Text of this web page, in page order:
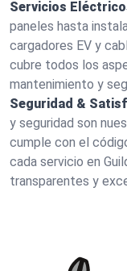
Servicios
paneles hasta
cargadores EV y
cubre todos los
mantenimiento y
Seguridad &
y seguridad son
cumple con el
cada servicio en
transparentes y